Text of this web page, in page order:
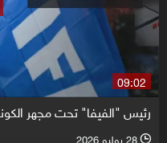
09:02
رئيس "الفيفا" تحت مجهر
l 28 يوليو 2026